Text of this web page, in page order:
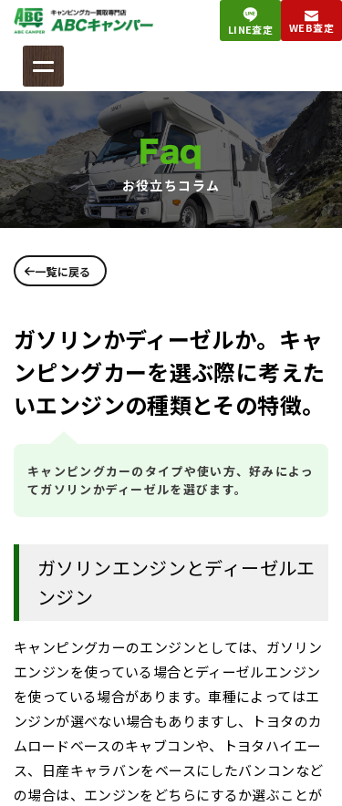
ス
キ
ッ
プ
LINE査定 WEB査定
Faq
お役立ちコラム
一覧に戻る
ガソリンかディーゼルか。キャ
ンピングカーを選ぶ際に考えた
いエンジンの種類とその特徴。
キャンピングカーのタイプや使い方、好みによっ
てガソリンかディーゼルを選びます。
ガソリンエンジンとディーゼルエ
ンジン
キャンピングカーのエンジンとしては、ガソリン
エンジンを使っている場合とディーゼルエンジン
を使っている場合があります。車種によってはエ
ンジンが選べない場合もありますし、トヨタのカ
ムロードベースのキャブコンや、トヨタハイエー
ス、日産キャラバンをベースにしたバンコンなど
の場合は、エンジンをどちらにするか選ぶことが